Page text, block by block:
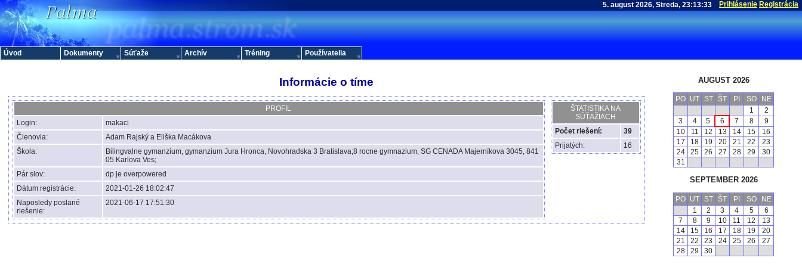
Prihlásenie Registrácia
Informácie o tíme
PROFIL
Login:
makaci
Členovia:
Adam Rajský a Eliška Macákova
Škola:
Bilingvalne gymanzium, gymanzium Jura Hronca, Novohradska 3 Bratislava;8 rocne gymnazium, SG CENADA Majerníkova 3045, 841
05 Karlova Ves;
Pár slov:
dp je overpowered
Dátum registrácie:
2021-01-26 18:02:47
Naposledy poslané
riešenie:
2021-06-17 17:51:30
ŠTATISTIKA NA
SÚŤAŽIACH
Počet riešení:
39
Prijatých:
16
AUGUST 2026
PO UT ST ŠT PI SO
NE
1
2
3
4 5 6 7 8
9
10
11 12 13 14 15
16
17
18 19 20 21 22
23
24
25 26 27 28 29
30
31
SEPTEMBER 2026
PO UT ST ŠT PI SO
NE
1
2 3 4 5
6
7
8 9 10 11 12
13
14
15 16 17 18 19
20
21
22 23 24 25 26
27
28
29 30
Úvod Dokumenty Súťaže Archív Tréning Používatelia